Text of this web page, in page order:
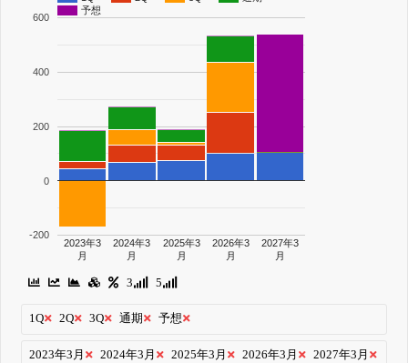
予想
2023年3
月
2024年3
月
2025年3
月
2026年3
月
2027年3
月
-200
0
200
400
600
3 5
1Q 2Q 3Q 通期 予想
2023年3月 2024年3月 2025年3月 2026年3月 2027年3月